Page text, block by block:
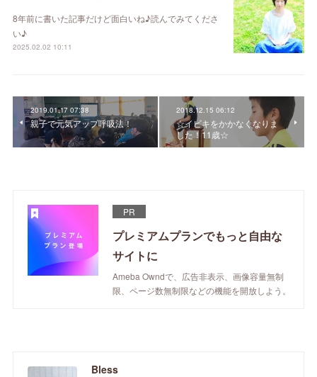
8年前に書いた記事だけど面白いね♪読んでみてくださ
い♪
2025.02.02 10:11
2019.01.17 07:38
親子で元気アップ呼吸法！
2018.12.15 06:12
☆イビキをかかなくなりま
した！11歳☆
PR
プレミアムプランでもっと自由な
サイトに
Ameba Owndで、広告非表示、画像容量無制
限、ページ数無制限などの機能を開放しよう。
Bless